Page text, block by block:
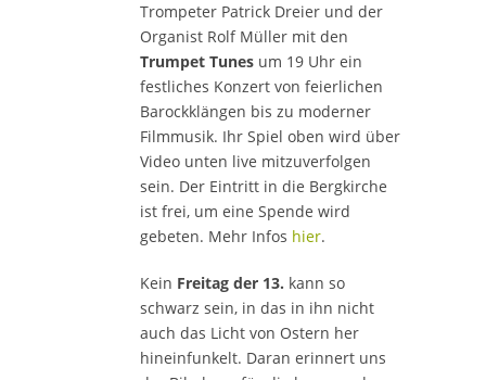
Trompeter Patrick Dreier und der
Organist Rolf Müller mit den
Trumpet Tunes um 19 Uhr ein
festliches Konzert von feierlichen
Barockklängen bis zu moderner
Filmmusik. Ihr Spiel oben wird über
Video unten live mitzuverfolgen
sein. Der Eintritt in die Bergkirche
ist frei, um eine Spende wird
gebeten. Mehr Infos hier.
Kein Freitag der 13. kann so
schwarz sein, in das in ihn nicht
auch das Licht von Ostern her
hineinfunkelt. Daran erinnert uns